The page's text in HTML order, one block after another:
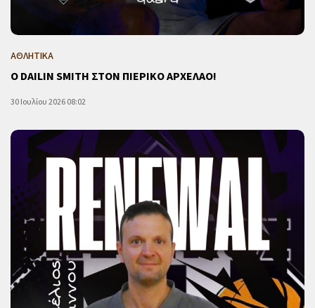
ΑΘΛΗΤΙΚΑ
Ο DAILIN SMITH ΣΤΟΝ ΠΙΕΡΙΚΟ ΑΡΧΕΛΑΟ!
30 Ιουλίου 2026 08:02